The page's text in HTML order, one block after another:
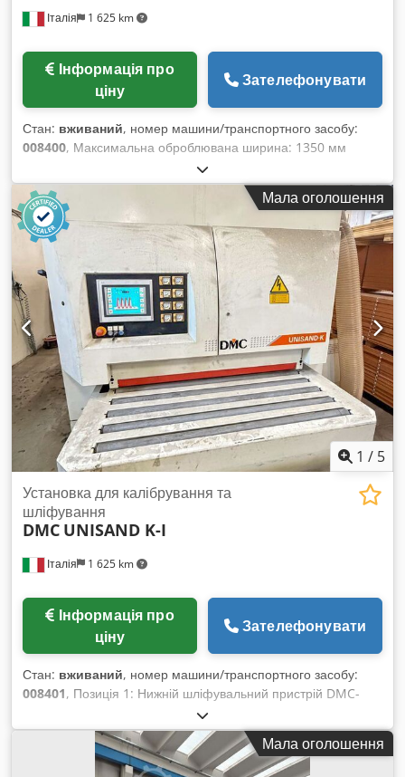
Італія 1 625 km
ціну
Зателефонувати
Стан: вживаний, номер машини/транспортного засобу:
008400, Максимальна оброблювана ширина: 1350 мм
Робочий стіл: фіксована висота Кількість робочих агрегатів:
4 шт. Crsdpfxoywafbs Ac Dof
Мала оголошення
1 / 5
Італія 1 625 km
Установка для калібрування та
шліфування
DMC UNISAND K-I
ціну
Зателефонувати
Стан: вживаний, номер машини/транспортного засобу:
008401, Позиція 1: Нижній шліфувальний пристрій DMC-
UNISAND K-I Позиція 2: Вертикальне шліфування згори
DMC-UNISAND K-I Crsdpfx Aeywafnec Dsf
Мала оголошення